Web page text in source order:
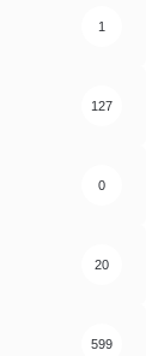
1
127
0
20
599